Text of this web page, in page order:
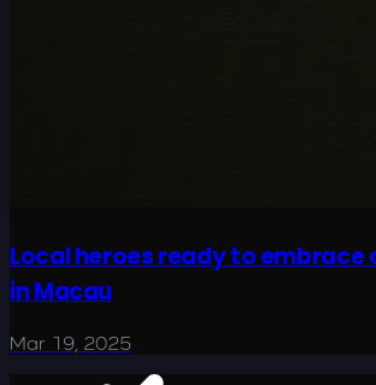
Local heroes ready to
in Macau
Mar 19, 2025